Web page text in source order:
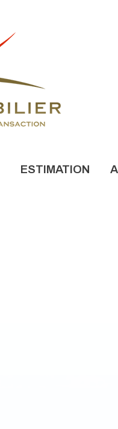
ESTIMATION